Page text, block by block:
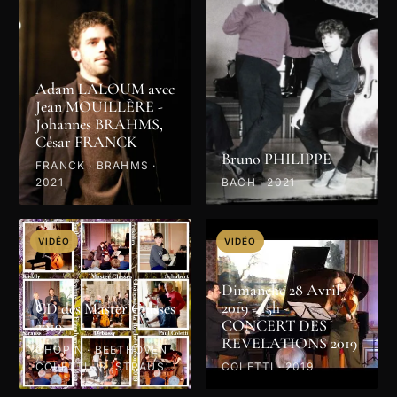
Adam LALOUM avec
Jean MOUILLÈRE -
Johannes BRAHMS,
César FRANCK
FRANCK · BRAHMS ·
2021
Bruno PHILIPPE
BACH · 2021
VIDÉO
CD des Master Classes
2019
CHOPIN · BEETHOVEN ·
COLETTI · R. STRAUSS
· PROKOFIEV · MOZART
VIDÉO
Dimanche 28 Avril
2019 - 15h -
CONCERT DES
REVELATIONS 2019
COLETTI · 2019